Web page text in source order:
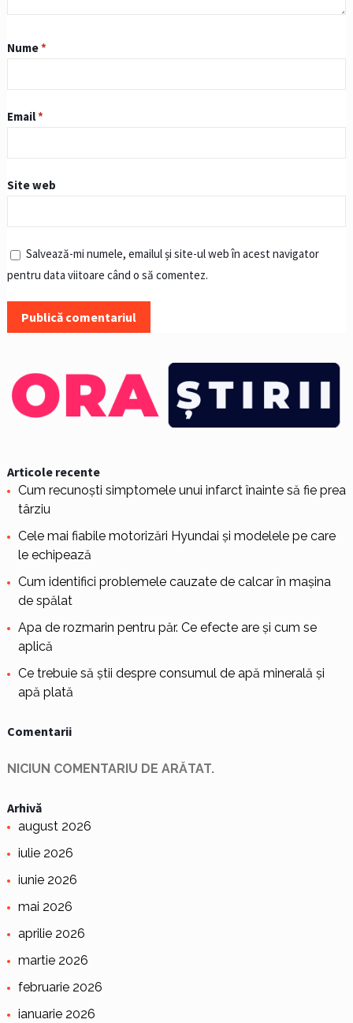
Nume*
Email*
Site web
Salvează-mi numele, emailul și site-ul web în acest navigator
pentru data viitoare când o să comentez.
Articole recente
Cum recunoști simptomele unui infarct înainte să fie prea
târziu
Cele mai fiabile motorizări Hyundai și modelele pe care
le echipează
Cum identifici problemele cauzate de calcar în mașina
de spălat
Apa de rozmarin pentru păr. Ce efecte are și cum se
aplică
Ce trebuie să știi despre consumul de apă minerală și
apă plată
Comentarii
NICIUN COMENTARIU DE ARĂTAT.
Arhivă
august 2026
iulie 2026
iunie 2026
mai 2026
aprilie 2026
martie 2026
februarie 2026
ianuarie 2026